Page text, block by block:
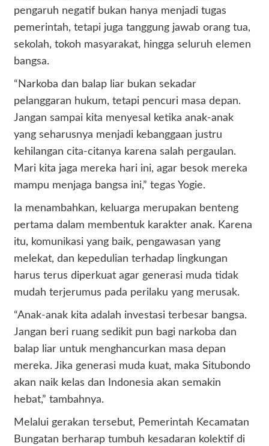
pengaruh negatif bukan hanya menjadi tugas
pemerintah, tetapi juga tanggung jawab orang tua,
sekolah, tokoh masyarakat, hingga seluruh elemen
bangsa.
“Narkoba dan balap liar bukan sekadar
pelanggaran hukum, tetapi pencuri masa depan.
Jangan sampai kita menyesal ketika anak-anak
yang seharusnya menjadi kebanggaan justru
kehilangan cita-citanya karena salah pergaulan.
Mari kita jaga mereka hari ini, agar besok mereka
mampu menjaga bangsa ini,” tegas Yogie.
Ia menambahkan, keluarga merupakan benteng
pertama dalam membentuk karakter anak. Karena
itu, komunikasi yang baik, pengawasan yang
melekat, dan kepedulian terhadap lingkungan
harus terus diperkuat agar generasi muda tidak
mudah terjerumus pada perilaku yang merusak.
“Anak-anak kita adalah investasi terbesar bangsa.
Jangan beri ruang sedikit pun bagi narkoba dan
balap liar untuk menghancurkan masa depan
mereka. Jika generasi muda kuat, maka Situbondo
akan naik kelas dan Indonesia akan semakin
hebat,” tambahnya.
Melalui gerakan tersebut, Pemerintah Kecamatan
Bungatan berharap tumbuh kesadaran kolektif di